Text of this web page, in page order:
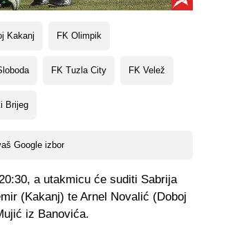
Kakanj FK Olimpik
FK Tuzla City FK Velež
Brijeg
Google izbor
a utakmicu će suditi Sabrija
(Kakanj) te Arnel Novalić (Doboj
iz Banovića.